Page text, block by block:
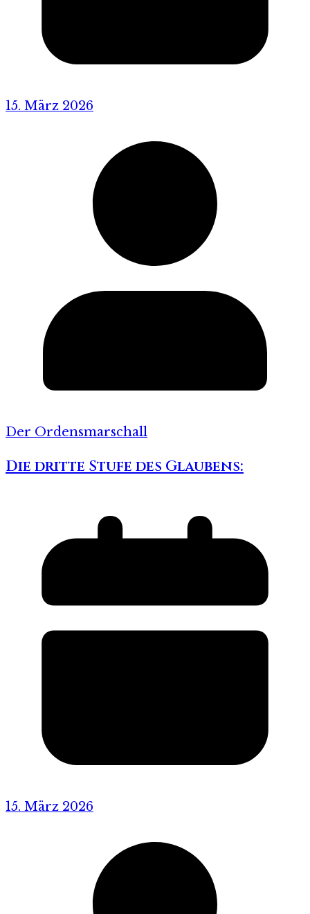
15. März 2026
Der Ordensmarschall
Die dritte Stufe des Glaubens:
15. März 2026